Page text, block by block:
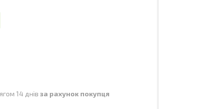
14 днів за рахунок покупця